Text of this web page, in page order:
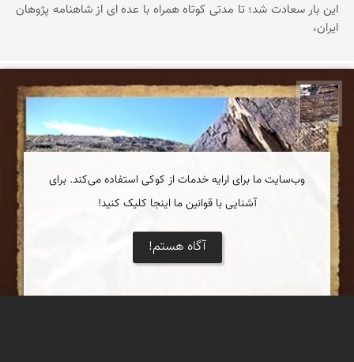
این بار سعادت شد؛ تا مدتی کوتاه همراه با عده ای از شاهنامه پژوهان
ایران،
محمد ناصری فرد
وب‌سایت ما برای ارایه خدمات از کوکی استفاده می‌کند. برای
آشنایی با قوانین ما اینجا کلیک کنید!
آگاه هستم!